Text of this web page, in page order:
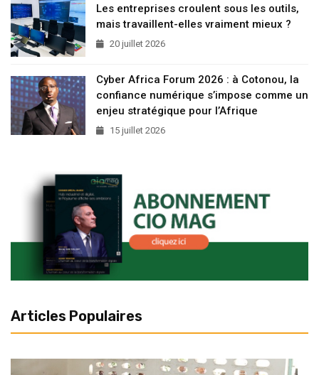
Les entreprises croulent sous les outils,
mais travaillent-elles vraiment mieux ?
20 juillet 2026
Cyber Africa Forum 2026 : à Cotonou, la
confiance numérique s’impose comme un
enjeu stratégique pour l’Afrique
15 juillet 2026
Articles Populaires